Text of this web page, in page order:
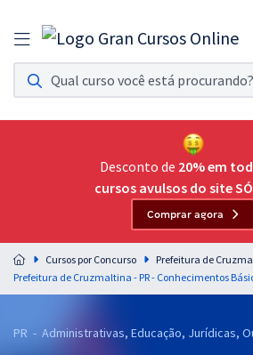
Assinatura Ilimitada 11
Acesso a todos os cursos. Teste grátis por 7 dias!
Assinatura OAB Até Passar
Acesso ilimitado a toda preparação para o Exame da
Residências Multiprofissionais
Preparação completa e intensiva para as principais
residências em saúde do Brasil
Desconto de 20% em
cursos avulsos do site SÓ
Comprar agora
Cursos por Concurso
Prefeitura de
PR - Administrativas, Educação, Jurídicas,